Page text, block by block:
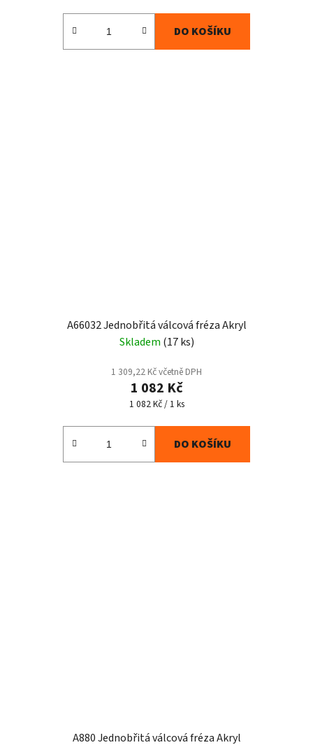
DO KOŠÍKU
A66032 Jednobřitá válcová fréza Akryl
Skladem (17 ks)
1 309,22 Kč včetně DPH
1 082 Kč
Měrná
1 082 Kč / 1 ks
DO KOŠÍKU
A880 Jednobřitá válcová fréza Akryl